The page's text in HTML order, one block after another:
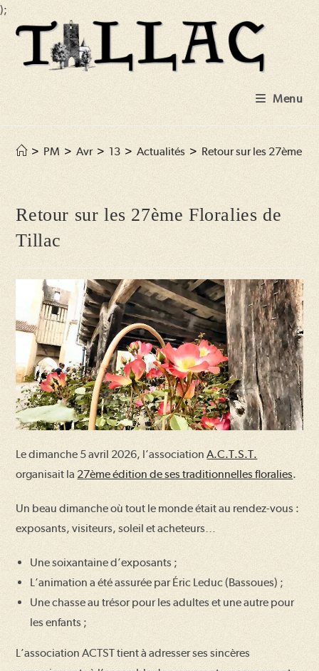
);
Skip
content
Menu
> PM > Avr > 13 > Actualités > Retour sur les 27ème
Retour sur les 27ème Floralies de
Tillac
Le dimanche 5 avril 2026, l’associationA.C.T.S.T.
organisait la 27ème édition de ses traditionnelles floralies.
Un beau dimanche où tout le monde était au rendez-vous :
exposants, visiteurs, soleil et acheteurs…
Une soixantaine d’exposants ;
L’animation a été assurée par Éric Leduc (Bassoues) ;
Une chasse au trésor pour les adultes et une autre pour
les enfants ;
L’association ACTST tient à adresser ses sincères